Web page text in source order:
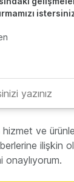
ve
ilişkin
onaylıyorum.